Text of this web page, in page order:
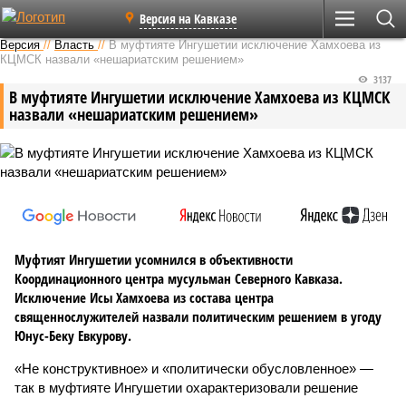
Версия на Кавказе
Версия //Власть //В муфтияте Ингушетии исключение Хамхоева из
КЦМСК назвали «нешариатским решением»
В муфтияте Ингушетии исключение Хамхоева из КЦМСК
назвали «нешариатским решением»
3137
Муфтият Ингушетии усомнился в объективности
Координационного центра мусульман Северного Кавказа.
Исключение Исы Хамхоева из состава центра
священнослужителей назвали политическим решением в угоду
Юнус-Беку Евкурову.
«Не конструктивное» и «политически обусловленное» —
так в муфтияте Ингушетии охарактеризовали решение